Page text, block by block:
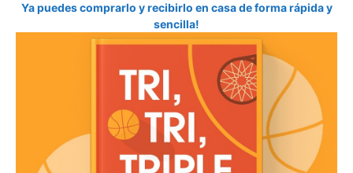
Ya puedes comprarlo y recibirlo en casa de forma rápida y
sencilla!